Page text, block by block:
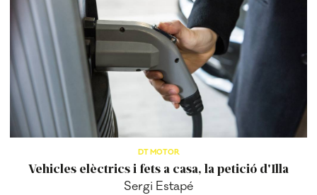
DT MOTOR
Vehicles elèctrics i fets a casa, la petició d'Illa
Sergi Estapé